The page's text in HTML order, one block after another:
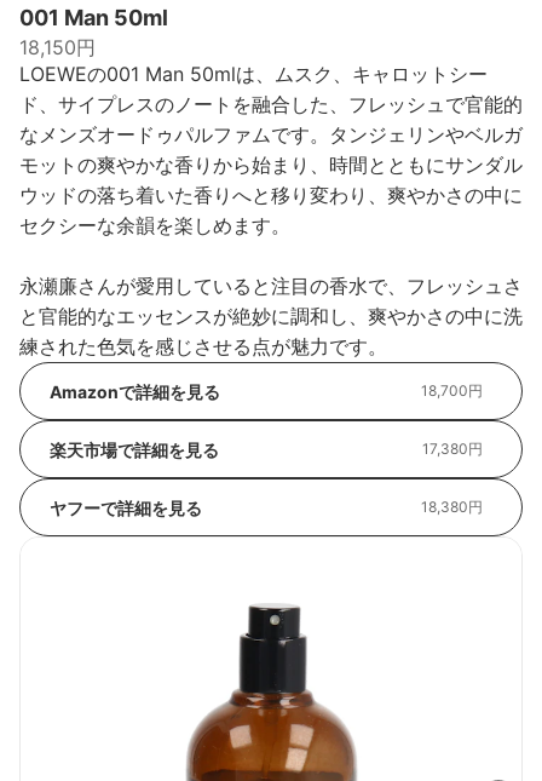
001 Man 50ml
18,150円
LOEWEの001 Man 50mlは、ムスク、キャロットシー
ド、サイプレスのノートを融合した、フレッシュで官能的
なメンズオードゥパルファムです。タンジェリンやベルガ
モットの爽やかな香りから始まり、時間とともにサンダル
ウッドの落ち着いた香りへと移り変わり、爽やかさの中に
セクシーな余韻を楽しめます。
永瀬廉さんが愛用していると注目の香水で、フレッシュさ
と官能的なエッセンスが絶妙に調和し、爽やかさの中に洗
練された色気を感じさせる点が魅力です。
Amazonで詳細を見る 18,700円
楽天市場で詳細を見る 17,380円
ヤフーで詳細を見る 18,380円